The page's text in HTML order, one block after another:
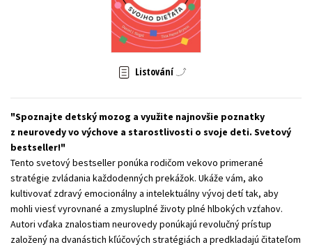
Zahraniční literatura
Všechny tituly
Listování
Spoznajte detský mozog a využite najnovšie poznatky
z neurovedy vo výchove a starostlivosti o svoje deti. Svetový
bestseller!
Tento svetový bestseller ponúka rodičom vekovo primerané
stratégie zvládania každodenných prekážok. Ukáže vám, ako
kultivovať zdravý emocionálny a intelektuálny vývoj detí tak, aby
mohli viesť vyrovnané a zmysluplné životy plné hlbokých vzťahov.
Autori vďaka znalostiam neurovedy ponúkajú revolučný prístup
založený na dvanástich kľúčových stratégiách a predkladajú čitateľom